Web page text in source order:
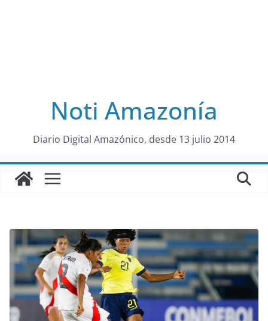
al
Noti Amazonía
Diario Digital Amazónico, desde 13 julio 2014